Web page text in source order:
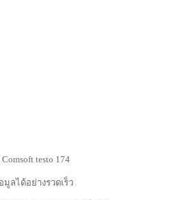
testo 174
ลได้อย่างรวดเร็ว